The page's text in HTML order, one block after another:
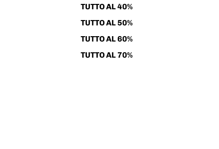
TUTTO AL 40%
TUTTO AL 50%
TUTTO AL 60%
TUTTO AL 70%